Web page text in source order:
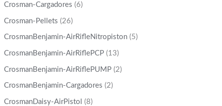
Crosman-Cargadores (6)
Crosman-Pellets (26)
CrosmanBenjamin-AirRifleNitropiston (5)
CrosmanBenjamin-AirRiflePCP (13)
CrosmanBenjamin-AirRiflePUMP (2)
CrosmanBenjamin-Cargadores (2)
CrosmanDaisy-AirPistol (8)